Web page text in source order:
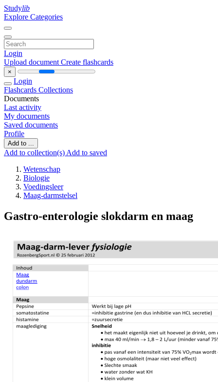
Studylib
Explore Categories
Login
Upload document Create flashcards
×
Login
Flashcards Collections
Documents
Last activity
My documents
Saved documents
Profile
Add to ...
Add to collection(s) Add to saved
Wetenschap
Biologie
Voedingsleer
Maag-darmstelsel
Gastro-enterologie slokdarm en maag